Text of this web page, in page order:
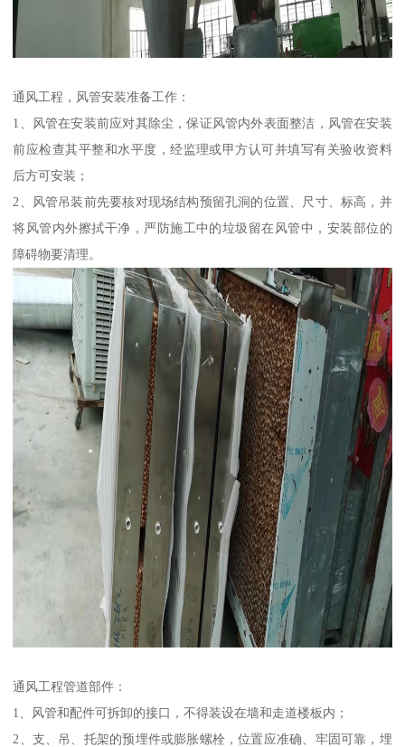
通风工程，风管安装准备工作：
1、风管在安装前应对其除尘，保证风管内外表面整洁，风管在安装
前应检查其平整和水平度，经监理或甲方认可并填写有关验收资料
后方可安装；
2、风管吊装前先要核对现场结构预留孔洞的位置、尺寸、标高，并
将风管内外擦拭干净，严防施工中的垃圾留在风管中，安装部位的
障碍物要清理。
通风工程管道部件：
1、风管和配件可拆卸的接口，不得装设在墙和走道楼板内；
2、支、吊、托架的预埋件或膨胀螺栓，位置应准确、牢固可靠，埋